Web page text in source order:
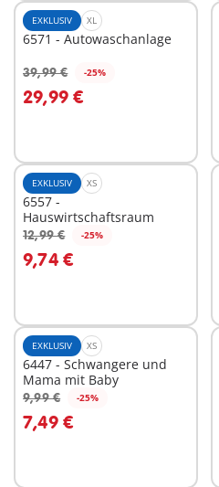
EXKLUSIV XL
6571 - Autowaschanlage
39,99 € -25%
29,99 €
In den Warenkorb
EXKLUSIV XS
6557 -
Hauswirtschaftsraum
12,99 € -25%
9,74 €
In den Warenkorb
EXKLUSIV XS
6447 - Schwangere und
Mama mit Baby
9,99 € -25%
7,49 €
In den Warenkorb